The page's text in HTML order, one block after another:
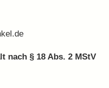
nach § 18 Abs. 2 MStV